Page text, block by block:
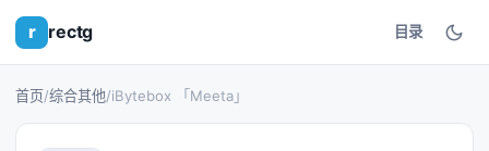
r rectg 目录
首页/综合其他/iBytebox 「Meeta」